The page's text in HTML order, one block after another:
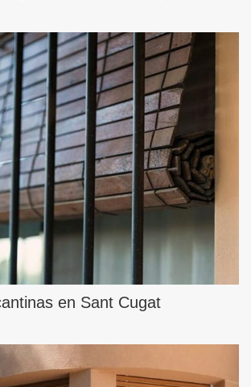
en Sant Cugat